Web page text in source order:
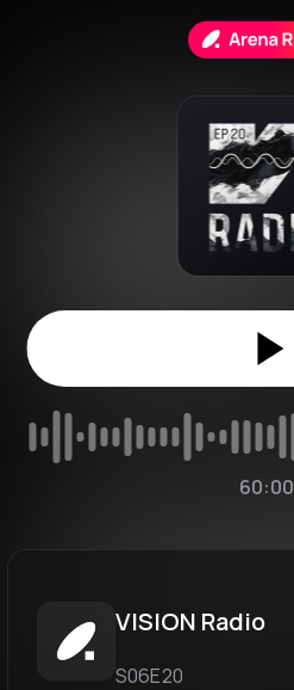
60:00
VISION Radio
S06E20